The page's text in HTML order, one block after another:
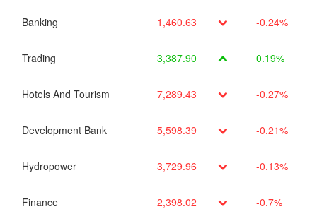
Banking 1,460.63 -0.24%
Trading 3,387.90 0.19%
Hotels And Tourism 7,289.43 -0.27%
Development Bank 5,598.39 -0.21%
Hydropower 3,729.96 -0.13%
Finance 2,398.02 -0.7%